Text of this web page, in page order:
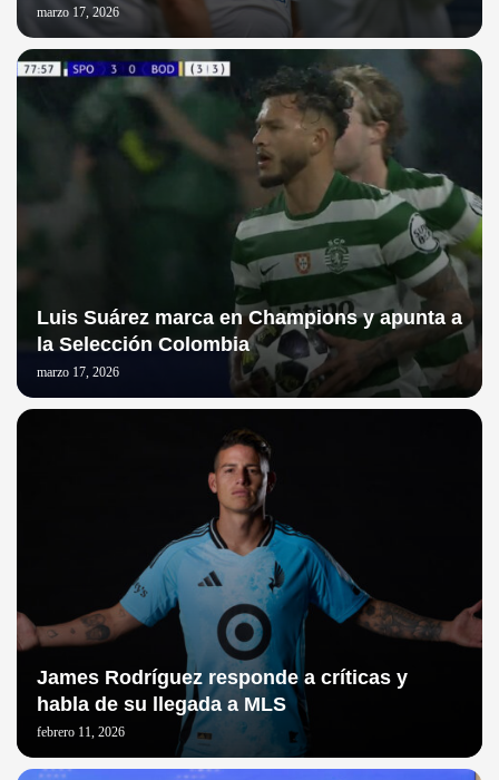
marzo 17, 2026
Luis Suárez marca en Champions y apunta a
la Selección Colombia
marzo 17, 2026
James Rodríguez responde a críticas y
habla de su llegada a MLS
febrero 11, 2026